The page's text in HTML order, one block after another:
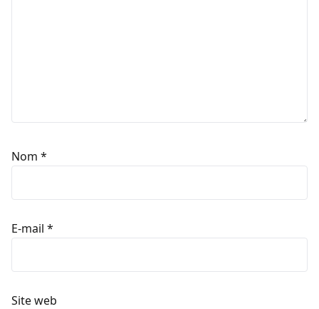
Nom *
E-mail *
Site web